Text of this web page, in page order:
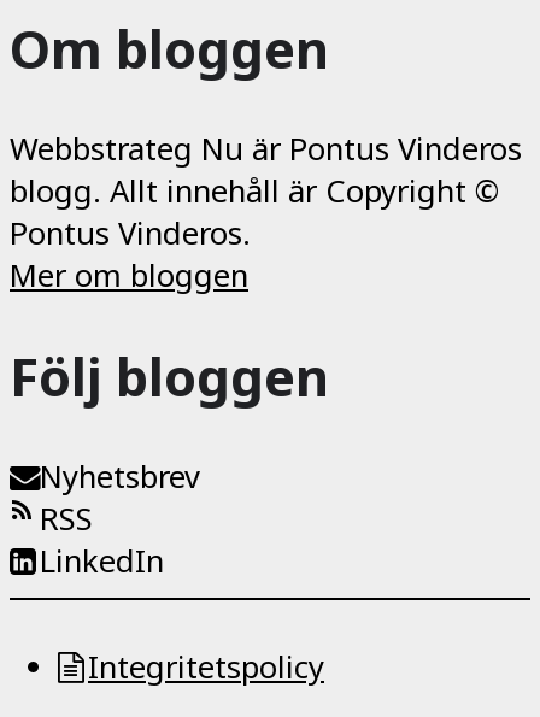
Om bloggen
Webbstrateg Nu är Pontus Vinderos
blogg. Allt innehåll är Copyright ©
Pontus Vinderos.
Mer om bloggen
Följ bloggen
Nyhetsbrev
RSS
LinkedIn
Integritetspolicy